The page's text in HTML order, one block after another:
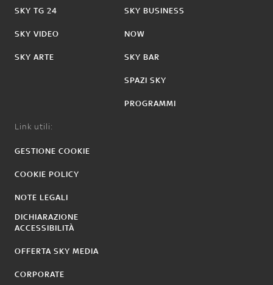
SKY TG 24
SKY VIDEO
SKY ARTE
SKY BUSINESS
NOW
SKY BAR
SPAZI SKY
PROGRAMMI
Link utili:
GESTIONE COOKIE
COOKIE POLICY
NOTE LEGALI
DICHIARAZIONE
ACCESSIBILITÀ
OFFERTA SKY MEDIA
CORPORATE